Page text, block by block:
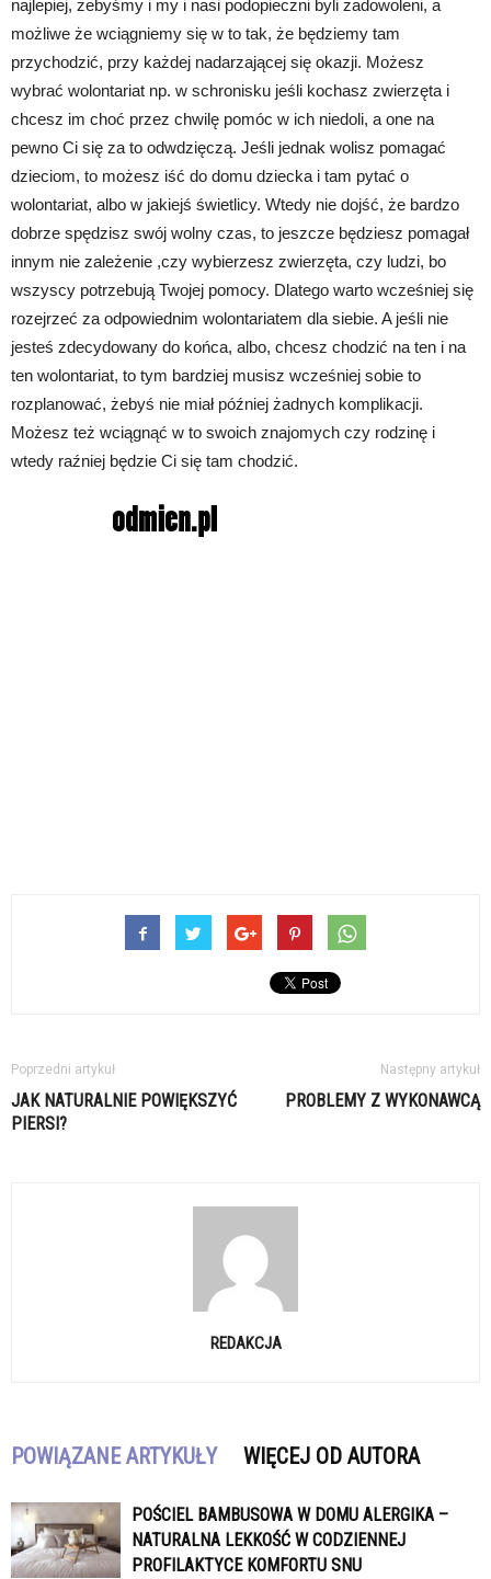
najlepiej, żebyśmy i my i nasi podopieczni byli zadowoleni, a
możliwe że wciągniemy się w to tak, że będziemy tam
przychodzić, przy każdej nadarzającej się okazji. Możesz
wybrać wolontariat np. w schronisku jeśli kochasz zwierzęta i
chcesz im choć przez chwilę pomóc w ich niedoli, a one na
pewno Ci się za to odwdzięczą. Jeśli jednak wolisz pomagać
dzieciom, to możesz iść do domu dziecka i tam pytać o
wolontariat, albo w jakiejś świetlicy. Wtedy nie dojść, że bardzo
dobrze spędzisz swój wolny czas, to jeszcze będziesz pomagał
innym nie zależenie ,czy wybierzesz zwierzęta, czy ludzi, bo
wszyscy potrzebują Twojej pomocy. Dlatego warto wcześniej się
rozejrzeć za odpowiednim wolontariatem dla siebie. A jeśli nie
jesteś zdecydowany do końca, albo, chcesz chodzić na ten i na
ten wolontariat, to tym bardziej musisz wcześniej sobie to
rozplanować, żebyś nie miał później żadnych komplikacji.
Możesz też wciągnąć w to swoich znajomych czy rodzinę i
wtedy raźniej będzie Ci się tam chodzić.
Poprzedni artykuł
JAK NATURALNIE POWIĘKSZYĆ
PIERSI?
Następny artykuł
PROBLEMY Z WYKONAWCĄ
REDAKCJA
POWIĄZANE ARTYKUŁY WIĘCEJ OD AUTORA
POŚCIEL BAMBUSOWA W DOMU ALERGIKA –
NATURALNA LEKKOŚĆ W CODZIENNEJ
PROFILAKTYCE KOMFORTU SNU